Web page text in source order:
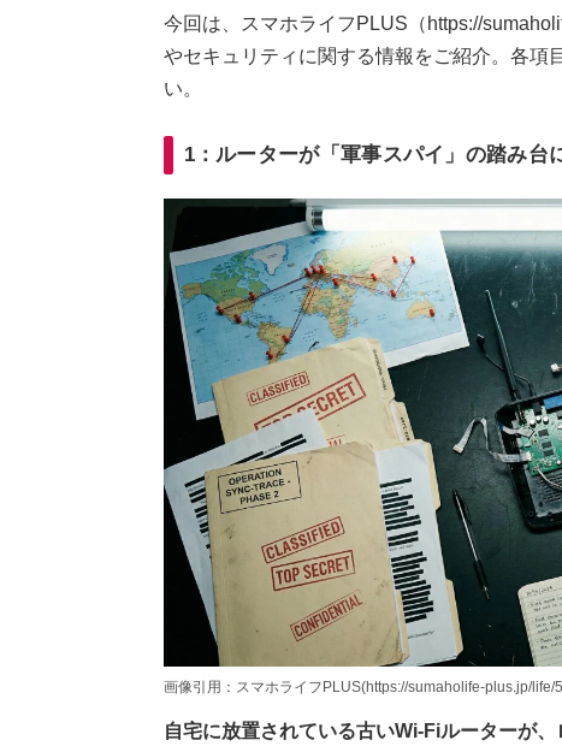
今回は、スマホライフPLUS（https://
やセキュリティに関する情報をご紹介。各項
い。
1：ルーターが「軍事スパイ」の踏み台
画像引用：スマホライフPLUS(https://sumaholife-plus.jp/life/
自宅に放置されている古いWi-Fiルーターが